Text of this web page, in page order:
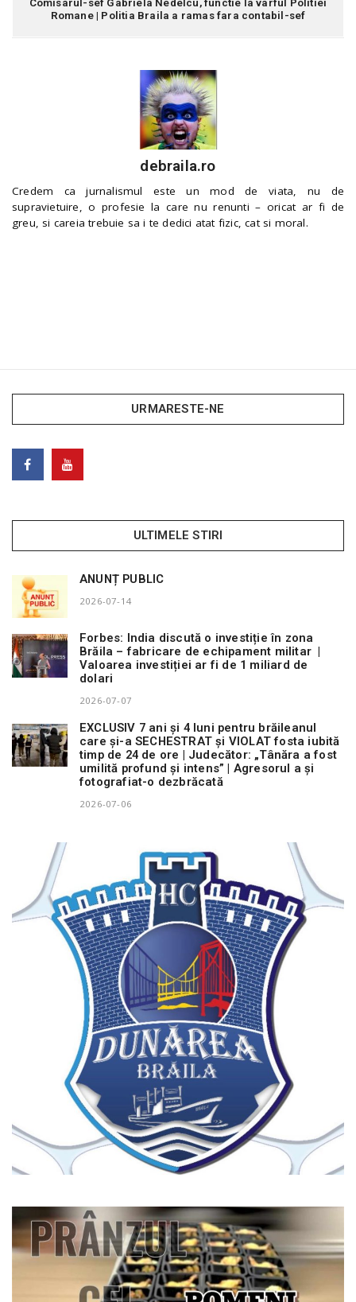
Romane | Politia Braila a ramas fara contabil-sef
debraila.ro
Credem ca jurnalismul este un mod de viata, nu de
supravietuire, o profesie la care nu renunti – oricat ar fi de
greu, si careia trebuie sa i te dedici atat fizic, cat si moral.
URMARESTE-NE
ULTIMELE STIRI
ANUNȚ PUBLIC
2026-07-14
Forbes: India discută o investiție în zona
Brăila – fabricare de echipament militar |
Valoarea investiției ar fi de 1 miliard de
dolari
2026-07-07
EXCLUSIV 7 ani și 4 luni pentru brăileanul
care și-a SECHESTRAT și VIOLAT fosta iubită
timp de 24 de ore | Judecător: „Tânăra a fost
umilită profund și intens” | Agresorul a și
fotografiat-o dezbrăcată
2026-07-06